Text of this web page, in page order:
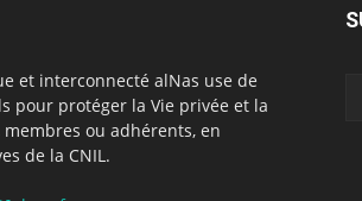
et interconnecté alNas use de
pour protéger la Vie privée et la
ou adhérents, en
de la CNIL.